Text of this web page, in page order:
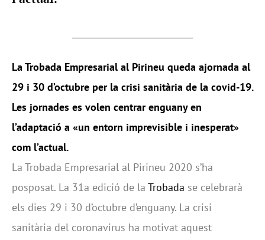
La Trobada Empresarial al Pirineu queda ajornada al
29 i 30 d’octubre per la crisi sanitària de la covid-19.
Les jornades es volen centrar enguany en
l’adaptació a «un entorn imprevisible i inesperat»
com l’actual.
La Trobada Empresarial al Pirineu 2020 s’ha
posposat. La 31a edició de la Trobada se celebrarà
els dies 29 i 30 d’octubre d’enguany. La crisi
sanitària del coronavirus ha motivat aquest